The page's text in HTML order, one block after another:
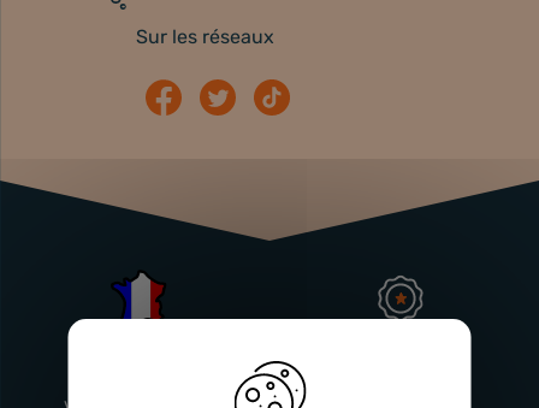
Sur les réseaux